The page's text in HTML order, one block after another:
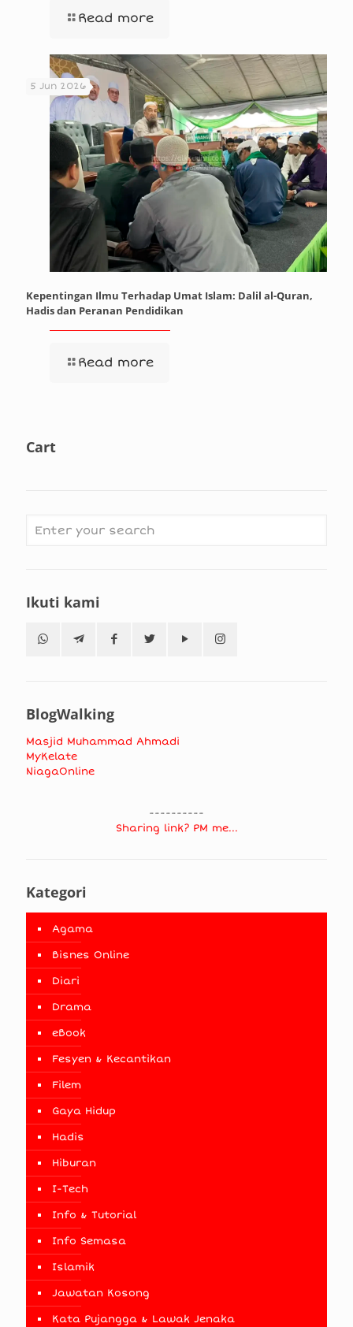
Read more
5 Jun 2026
Kepentingan Ilmu Terhadap Umat Islam: Dalil al-Quran,
Hadis dan Peranan Pendidikan
Read more
Cart
Ikuti kami
BlogWalking
Masjid Muhammad Ahmadi
MyKelate
NiagaOnline
----------
Sharing link? PM me...
Kategori
Agama
Bisnes Online
Diari
Drama
eBook
Fesyen & Kecantikan
Filem
Gaya Hidup
Hadis
Hiburan
I-Tech
Info & Tutorial
Info Semasa
Islamik
Jawatan Kosong
Kata Pujangga & Lawak Jenaka